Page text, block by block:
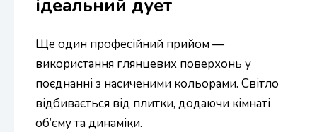
ідеальний дует
Ще один професійний прийом —
використання глянцевих поверхонь у
поєднанні з насиченими кольорами. Світло
відбивається від плитки, додаючи кімнаті
об’єму та динаміки.